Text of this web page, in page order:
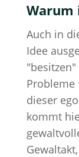
Warum
Auch in
Idee
Probleme
dieser
kommt